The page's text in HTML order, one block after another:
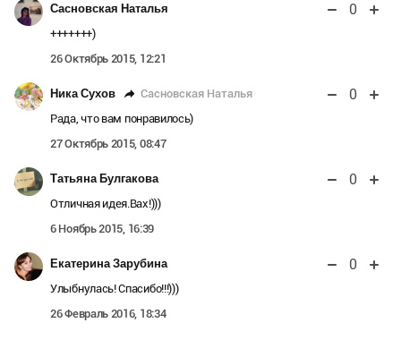
Сасновская Наталья 0
+++++++)
26 Октябрь 2015, 12:21
Ника Сухов Сасновская Наталья 0
Рада, что вам понравилось)
27 Октябрь 2015, 08:47
Татьяна Булгакова 0
Отличная идея.Вах!)))
6 Ноябрь 2015, 16:39
Екатерина Зарубина 0
Улыбнулась! Спасибо!!!)))
26 Февраль 2016, 18:34